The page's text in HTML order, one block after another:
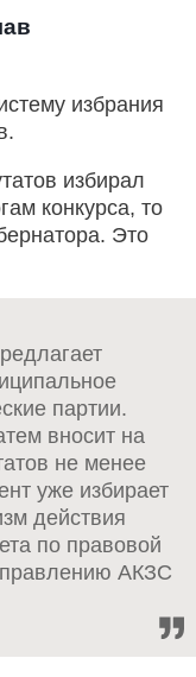
избрания
избирал
конкурса, то
Это
партии.
вносит на
не менее
уже избирает
действия
по правовой
АКЗС